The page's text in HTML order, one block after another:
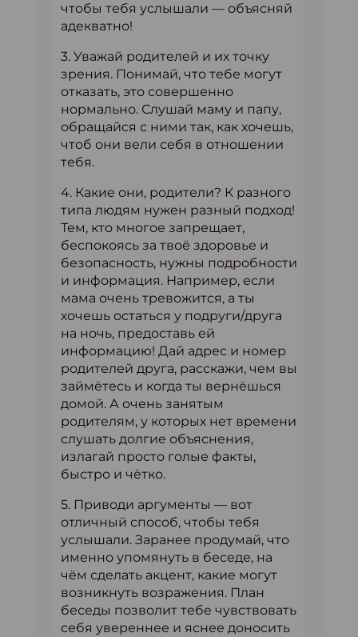
чтобы тебя услышали — объясняй
адекватно!
3. Уважай родителей и их точку
зрения. Понимай, что тебе могут
отказать, это совершенно
нормально. Слушай маму и папу,
обращайся с ними так, как хочешь,
чтоб они вели себя в отношении
тебя.
4. Какие они, родители? К разного
типа людям нужен разный подход!
Тем, кто многое запрещает,
беспокоясь за твоё здоровье и
безопасность, нужны подробности
и информация. Например, если
мама очень тревожится, а ты
хочешь остаться у подруги/друга
на ночь, предоставь ей
информацию! Дай адрес и номер
родителей друга, расскажи, чем вы
займётесь и когда ты вернёшься
домой. А очень занятым
родителям, у которых нет времени
слушать долгие объяснения,
излагай просто голые факты,
быстро и чётко.
5. Приводи аргументы — вот
отличный способ, чтобы тебя
услышали. Заранее продумай, что
именно упомянуть в беседе, на
чём сделать акцент, какие могут
возникнуть возражения. План
беседы позволит тебе чувствовать
себя увереннее и яснее доносить